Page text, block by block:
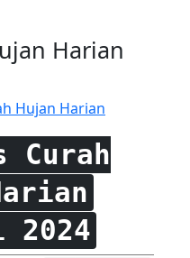
Harian
Hujan Harian
Curah
2024